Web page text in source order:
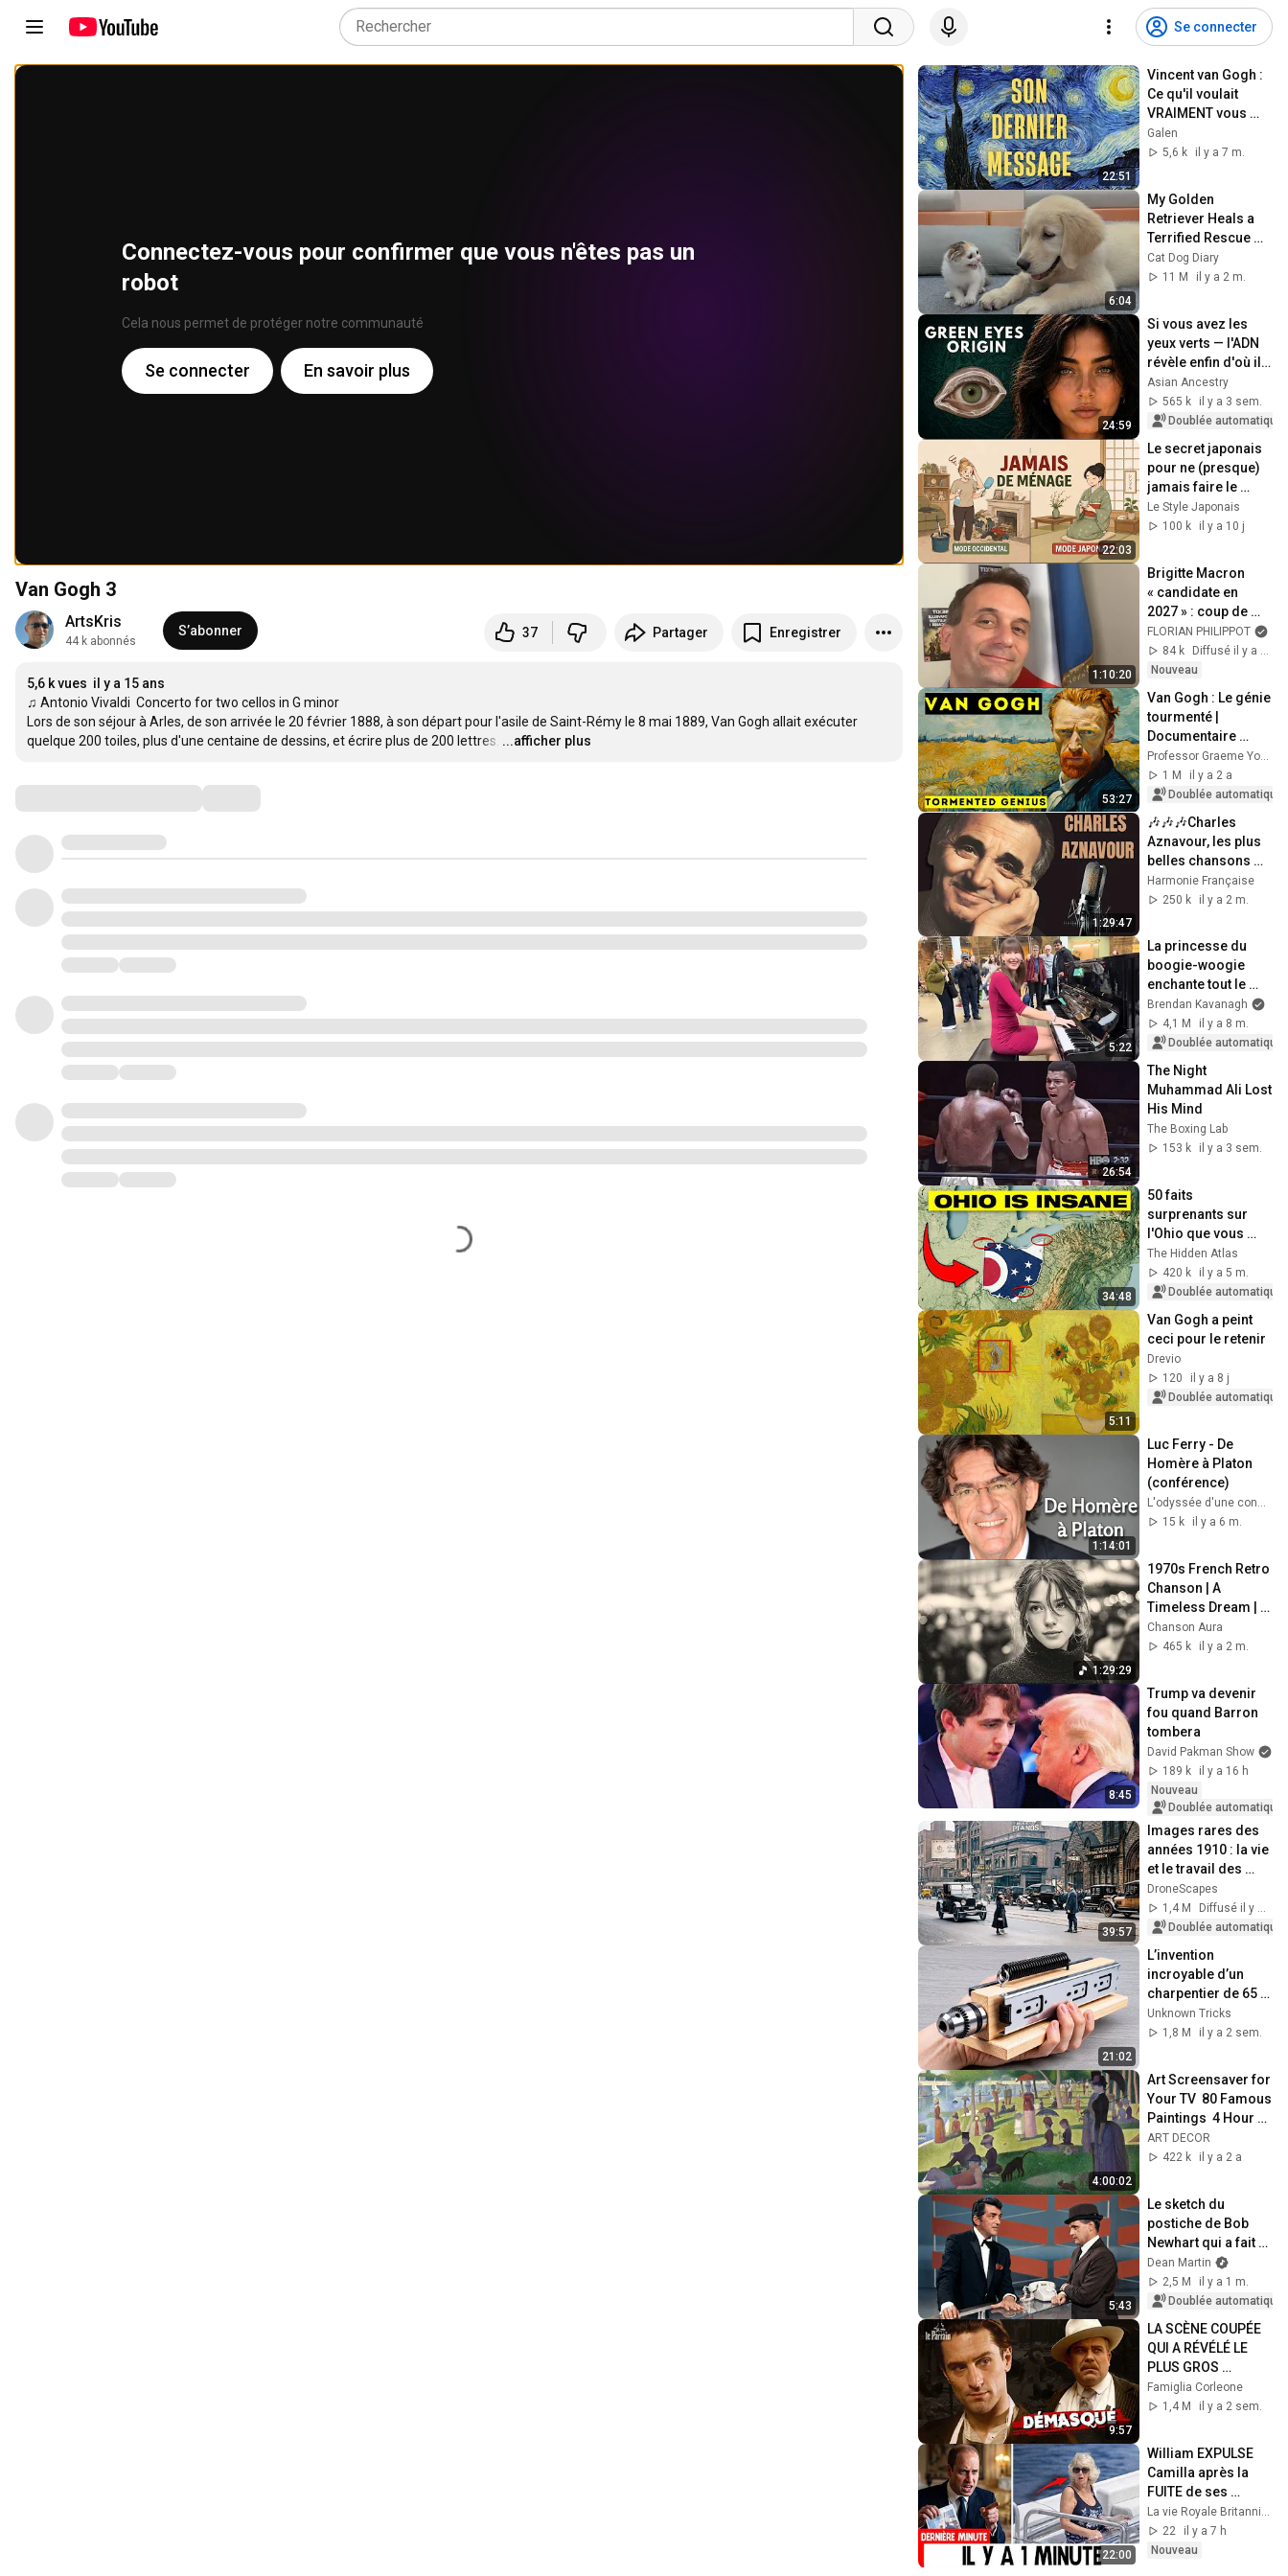
Se connecter
Connectez-vous pour confirmer que vous n'êtes pas un
robot
Cela nous permet de protéger notre communauté
Se connecter En savoir plus
Van Gogh 3
ArtsKris
44 k abonnés
S’abonner 37 Partager Enregistrer
5,6 k vues il y a 15 ans
♫ Antonio Vivaldi  Concerto for two cellos in G minor
Lors de son séjour à Arles, de son arrivée le 20 février 1888, à son départ pour l'asile de Saint-Rémy le 8 mai 1889, Van Gogh allait exécuter
quelque 200 toiles, plus d'une centaine de dessins, et écrire plus de 200 lettres. …
...afficher plus
22:51
Vincent van Gogh :
Ce qu'il voulait
VRAIMENT vous
dire
Galen
5,6 k
il y a 7 m.
6:04
My Golden
Retriever Heals a
Terrified Rescue
Kitten in Just 3
Meetings!
Cat Dog Diary
11 M
il y a 2 m.
24:59
Si vous avez les
yeux verts — l'ADN
révèle enfin d'où ils
viennent vraiment
Asian Ancestry
565 k
il y a 3 sem.
Doublée
22:03
Le secret japonais
pour ne (presque)
jamais faire le
ménage —
Commencez
Le Style Japonais
100 k
il y a 10 j
1:10:20
Brigitte Macron
« candidate en
2027 » : coup de
folie en direct !
FLORIAN PHILIPPOT
84 k
Nouveau
53:27
Van Gogh : Le génie
tourmenté |
Documentaire
biographique
1 M
il y a 2 a
Doublée
1:29:47
🎶🎶🎶Charles
Aznavour, les plus
belles chansons
d'une légende!
🎼🎼🎼
Harmonie Française
250 k
il y a 2 m.
5:22
La princesse du
boogie-woogie
enchante tout le
monde
Brendan Kavanagh
4,1 M
il y a 8 m.
Doublée
26:54
The Night
Muhammad Ali Lost
His Mind
The Boxing Lab
153 k
il y a 3 sem.
34:48
50 faits
surprenants sur
l'Ohio que vous
ignoriez
The Hidden Atlas
420 k
il y a 5 m.
Doublée
5:11
Van Gogh a peint
ceci pour le retenir
Drevio
120
il y a 8 j
Doublée
1:14:01
Luc Ferry - De
Homère à Platon
(conférence)
L'odyssée d'une conscience
15 k
il y a 6 m.
1:29:29
1970s French Retro
Chanson | A
Timeless Dream |
Slow Cafe Moments
(60s 70s 80s)
Chanson Aura
465 k
il y a 2 m.
8:45
Trump va devenir
fou quand Barron
tombera
David Pakman Show
189 k
il y a 16 h
Nouveau
39:57
Images rares des
années 1910 : la vie
et le travail des
Américains
ordinaires | Film
d'archives r...
DroneScapes
1,4 M
Diffusé il y a 2 m.
Doublée
21:02
L’invention
incroyable d’un
charpentier de 65
ans que des
milliards
Unknown Tricks
1,8 M
il y a 2 sem.
4:00:02
Art Screensaver for
Your TV  80 Famous
Paintings  4 Hour
Classic Art
Slideshow 1080p
ART DECOR
422 k
il y a 2 a
5:43
Le sketch du
postiche de Bob
Newhart qui a fait
craquer Dean
Martin
Dean Martin
2,5 M
il y a 1 m.
Doublée
9:57
LA SCÈNE COUPÉE
QUI A RÉVÉLÉ LE
PLUS GROS
MENSONGE DE DON
FANUCCI — Le
Famiglia Corleone
1,4 M
il y a 2 sem.
22:00
William EXPULSE
Camilla après la
FUITE de ses
photos sur un yacht
! — Ce qu’il a révélé
a CHOQUÉ.
22
il y a 7 h
Nouveau